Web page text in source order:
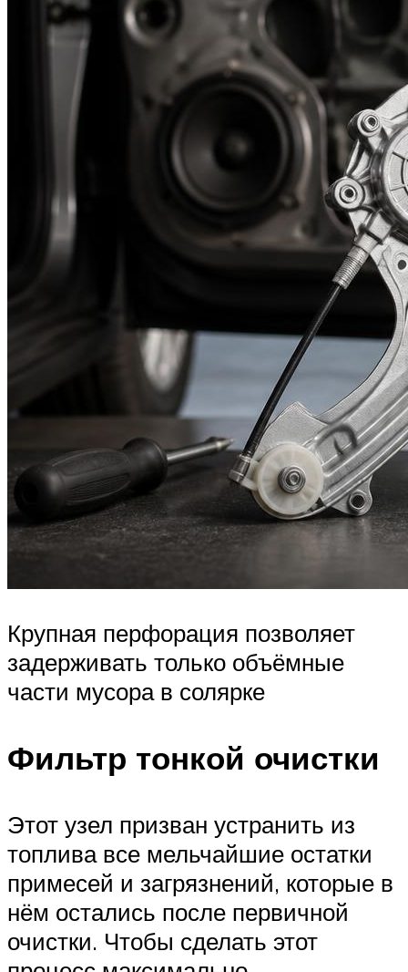
Крупная перфорация позволяет
задерживать только объёмные
части мусора в солярке
Фильтр тонкой очистки
Этот узел призван устранить из
топлива все мельчайшие остатки
примесей и загрязнений, которые в
нём остались после первичной
очистки. Чтобы сделать этот